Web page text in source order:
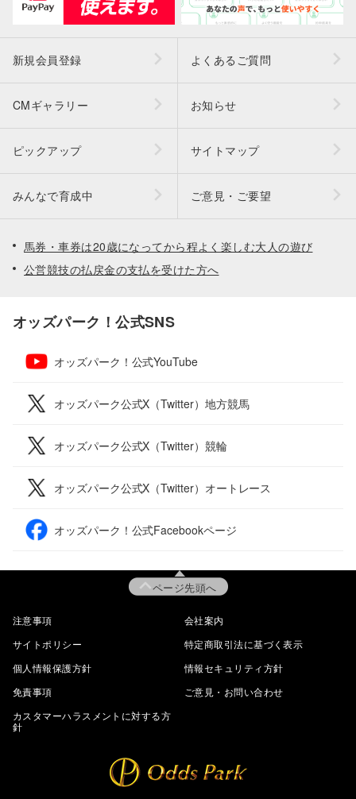
新規会員登録 よくあるご質問
CMギャラリー お知らせ
ピックアップ サイトマップ
みんなで育成中 ご意見・ご要望
馬券・車券は20歳になってから程よく楽しむ大人の遊び
公営競技の払戻金の支払を受けた方へ
オッズパーク！公式SNS
オッズパーク！公式YouTube
オッズパーク公式X（Twitter）地方競馬
オッズパーク公式X（Twitter）競輪
オッズパーク公式X（Twitter）オートレース
オッズパーク！公式Facebookページ
ページ先頭へ
注意事項
会社案内
サイトポリシー
特定商取引法に基づく表示
個人情報保護方針
情報セキュリティ方針
免責事項
ご意見・お問い合わせ
カスタマーハラスメントに対する方
針